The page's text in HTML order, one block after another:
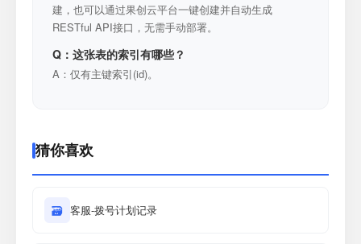
建，也可以通过果创云平台一键创建并自动生成
RESTful API接口，无需手动部署。
Q：这张表的索引有哪些？
A：仅有主键索引(id)。
猜你喜欢
🗃 客服-拨号计划记录